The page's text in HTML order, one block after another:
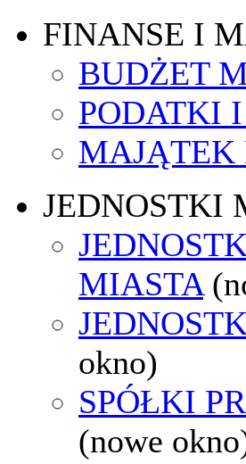
FINANSE I
BUDŻET
PODATKI
MAJĄTEK
JEDNOSTKI
MIASTA
okno)
SPÓŁKI
(nowe